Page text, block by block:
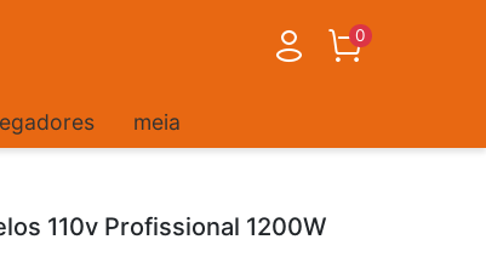
0
meia
110v Profissional 1200W